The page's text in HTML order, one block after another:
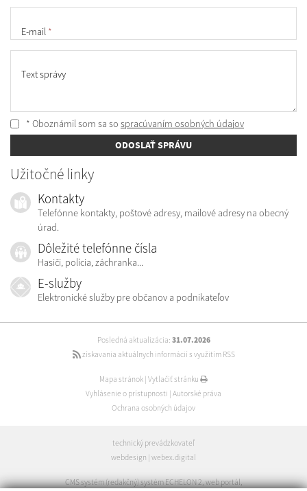
E-mail *
Text správy
* Oboznámil som sa so spracúvaním osobných údajov
ODOSLAŤ SPRÁVU
Užitočné linky
Kontakty
Telefónne kontakty, poštové adresy, mailové adresy na obecný
úrad.
Dôležité telefónne čísla
Hasiči, polícia, záchranka...
E-služby
Elektronické služby pre občanov a podnikateľov
Posledná aktualizácia: 31.07.2026
získavania aktuálnych informácií s využitím RSS
Mapa stránok Vytlačiť stránku
Vyhlásenie o prístupnosti Autorské práva
Ochrana osobných údajov
technický prevádzkovateľ
webdesign webex.digital
CMS systém (redakčný) systém ECHELON 2,web portál,